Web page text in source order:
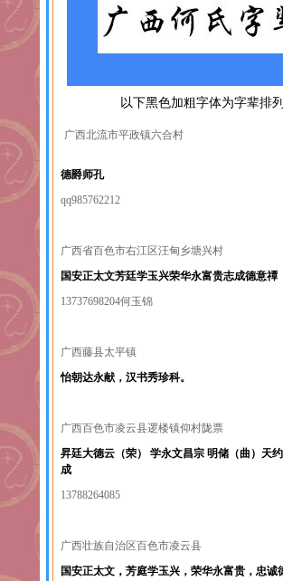
以下黑色加粗字体为字辈排列
广西北流市平政镇六合村
德爵师孔
qq985762212
广西省百色市右江区汪甸乡塘兴村
国安正太文芳廷学玉兴荣华永富贵志成德意禫
13737698204何玉锦
广西藤县太平镇
怡朝达永献，汉书秀珍科。
广西百色市凌云县逻楼镇仰村陇票
昇廷大德云（荣） 学永文昌宗 明储（曲）天
成
13788264085
广西壮族自治区百色市凌云县
国安正太文，芳庭学玉兴，荣华永富贵，忠诚